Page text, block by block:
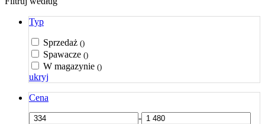
Typ
Sprzedaż ()
Spawacze ()
W magazynie ()
ukryj
Cena
-